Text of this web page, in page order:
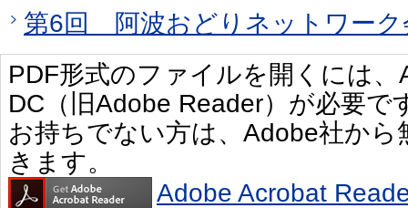
第6回 阿波おどりネットワーク
PDF形式のファイルを開くには
DC（旧Adobe Reader）が必要で
お持ちでない方は、Adobe社か
きます。
Adobe Acrobat